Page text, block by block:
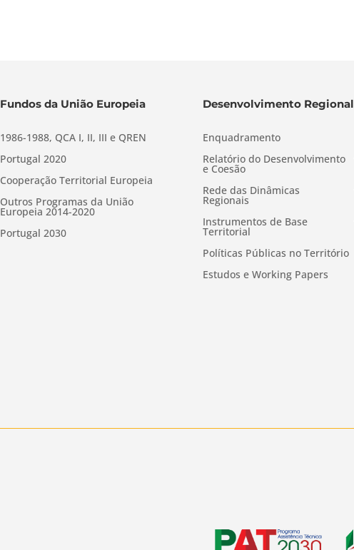
Fundos da União Europeia
1986-1988, QCA I, II, III e QREN
Portugal 2020
Cooperação Territorial Europeia
Outros Programas da União
Europeia 2014-2020
Portugal 2030
Desenvolvimento Regional
Enquadramento
Relatório do Desenvolvimento
e Coesão
Rede das Dinâmicas
Regionais
Instrumentos de Base
Territorial
Políticas Públicas no Território
Estudos e Working Papers